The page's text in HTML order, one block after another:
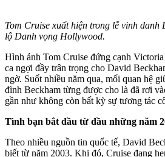
Tom Cruise xuất hiện trong lễ vinh
lộ Danh vọng Hollywood.
Hình ảnh Tom Cruise đứng cạnh
ca ngợi đầy trân trọng cho David
ngờ. Suốt nhiều năm qua, mối quan hệ
đình Beckham từng được cho là đã rơi
gần như không còn bất kỳ sự tương tác
Tình bạn bắt đầu từ đầu những năm
Theo nhiều nguồn tin quốc tế, David
biết từ năm 2003. Khi đó, Cruise đang